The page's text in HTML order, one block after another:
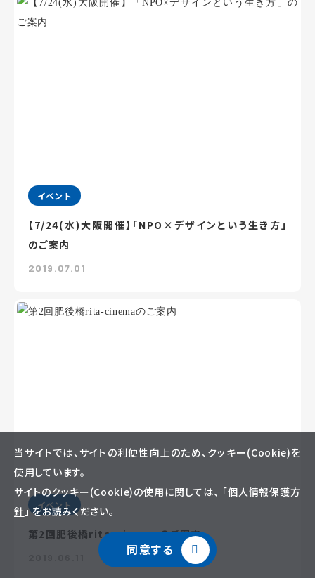
イベント
【7/24(水)大阪開催】「NPO×デザインという生き方」
のご案内
2019.07.01
イベント
第2回肥後橋rita-cinemaのご案内
当サイトでは、サイトの利便性向上のため、クッキー(Cookie)を
使用しています。
サイトのクッキー(Cookie)の使用に関しては、 「個人情報保護方
針」 をお読みください。
同意する